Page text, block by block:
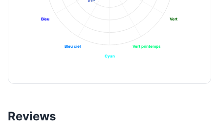
Vert
Vert printemps
Cyan
Bleu ciel
Bleu
Reviews